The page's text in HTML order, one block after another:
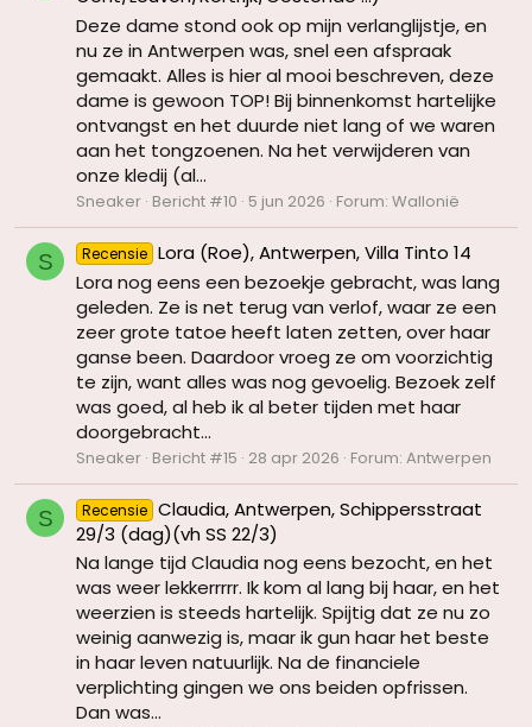
Deze dame stond ook op mijn verlanglijstje, en
nu ze in Antwerpen was, snel een afspraak
gemaakt. Alles is hier al mooi beschreven, deze
dame is gewoon TOP! Bij binnenkomst hartelijke
ontvangst en het duurde niet lang of we waren
aan het tongzoenen. Na het verwijderen van
onze kledij (al...
Sneaker Bericht #10 5 jun 2026 Forum: Wallonië
S Recensie Lora (Roe), Antwerpen, Villa Tinto 14
Lora nog eens een bezoekje gebracht, was lang
geleden. Ze is net terug van verlof, waar ze een
zeer grote tatoe heeft laten zetten, over haar
ganse been. Daardoor vroeg ze om voorzichtig
te zijn, want alles was nog gevoelig. Bezoek zelf
was goed, al heb ik al beter tijden met haar
doorgebracht...
Sneaker Bericht #15 28 apr 2026 Forum: Antwerpen
S Recensie Claudia, Antwerpen, Schippersstraat
29/3 (dag)(vh SS 22/3)
Na lange tijd Claudia nog eens bezocht, en het
was weer lekkerrrrr. Ik kom al lang bij haar, en het
weerzien is steeds hartelijk. Spijtig dat ze nu zo
weinig aanwezig is, maar ik gun haar het beste
in haar leven natuurlijk. Na de financiele
verplichting gingen we ons beiden opfrissen.
Dan was...